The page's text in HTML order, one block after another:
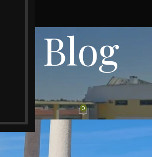
Blog
a Atalaia
On 22 Abril 2026 0